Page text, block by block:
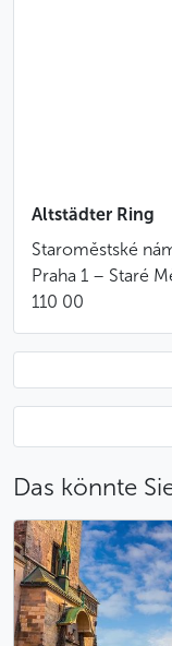
Altstädter Ring
Staroměstské
Praha 1 – Staré
110 00
Das könnte